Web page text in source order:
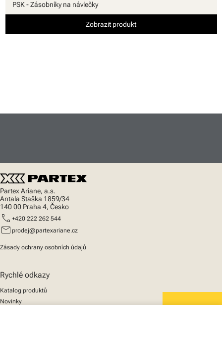
PSK - Zásobníky na návlečky
Zobrazit produkt
Partex Ariane, a.s.
Antala Staška 1859/34
140 00 Praha 4, Česko
call +420 222 262 544
mail prodej@partexariane.cz
Zásady ochrany osobních údajů
Rychlé odkazy
Katalog produktů
Novinky